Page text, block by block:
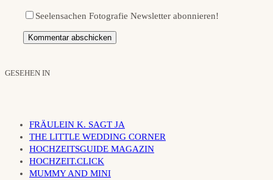
Seelensachen Fotografie Newsletter abonnieren!
GESEHEN IN
FRÄULEIN K. SAGT JA
THE LITTLE WEDDING CORNER
HOCHZEITSGUIDE MAGAZIN
HOCHZEIT.CLICK
MUMMY AND MINI